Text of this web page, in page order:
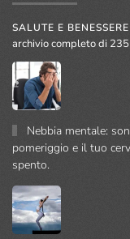
SALUTE E BENESSERE
archivio completo di
Nebbia mentale:
pomeriggio e il tuo
spento.